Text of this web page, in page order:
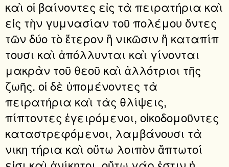
καὶ οἱ βαίνοντες εἰς τὰ πειρατήρια καὶ
εἰς τὴν γυμνασίαν τοῦ πολέμου ὄντες
τῶν δύο τὸ ἕτερον ἢ νικῶσιν ἢ καταπίπ
τουσι καὶ ἀπόλλυνται καὶ γίνονται
μακρὰν τοῦ θεοῦ καὶ ἀλλότριοι τῆς
ζωῆς. οἱ δὲ ὑπομένοντες τὰ
πειρατήρια καὶ τὰς θλίψεις,
πίπτοντες ἐγειρόμενοι, οἰκοδομοῦντες
καταστρεφόμενοι, λαμβάνουσι τὰ
νικη τήρια καὶ οὕτω λοιπὸν ἄπτωτοί